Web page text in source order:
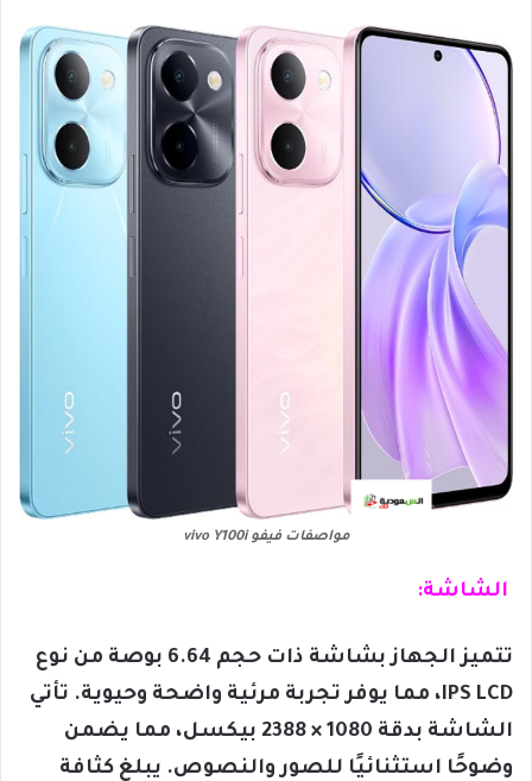
مواصفات فيفو vivo Y100i
الشاشة:
تتميز الجهاز بشاشة ذات حجم 6.64 بوصة من نوع
IPS LCD، مما يوفر تجربة مرئية واضحة وحيوية. تأتي
الشاشة بدقة 1080 × 2388 بيكسل، مما يضمن
وضوحًا استثنائيًا للصور والنصوص. يبلغ كثافة